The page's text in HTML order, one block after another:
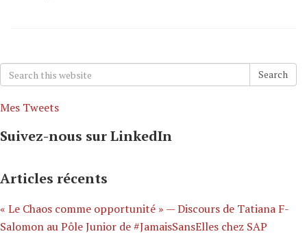
Search
for:
Search
Mes Tweets
Suivez-nous sur LinkedIn
Articles récents
« Le Chaos comme opportunité » — Discours de Tatiana F-
Salomon au Pôle Junior de #JamaisSansElles chez SAP